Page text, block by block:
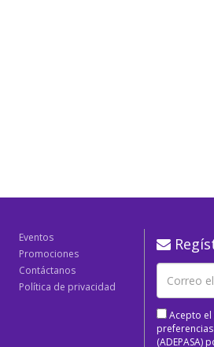
Eventos
Promociones
Contáctanos
Política de privacidad
Acepto el
(ADEPASA)